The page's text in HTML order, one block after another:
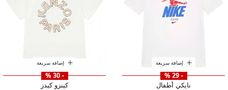
إضافة سريعة
- 29 %
نايكي أطفال
إضافة سريعة
- 30 %
كينزو كيدز